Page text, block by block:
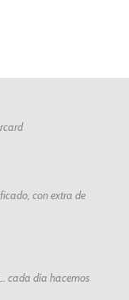
con extra de
cada día hacemos